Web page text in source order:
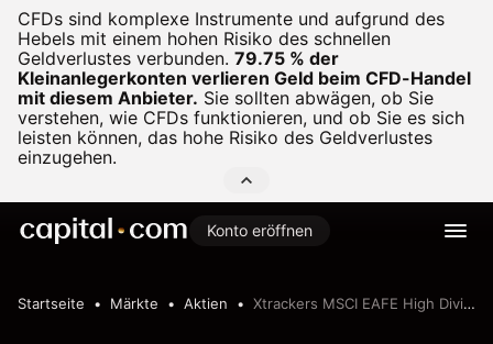
CFDs sind komplexe Instrumente und aufgrund des
Hebels mit einem hohen Risiko des schnellen
Geldverlustes verbunden. 79.75 % der
Kleinanlegerkonten verlieren Geld beim CFD-Handel
mit diesem Anbieter. Sie sollten abwägen, ob Sie
verstehen, wie CFDs funktionieren, und ob Sie es sich
leisten können, das hohe Risiko des Geldverlustes
einzugehen.
Konto eröffnen
Startseite Märkte Aktien Xtrackers MSCI EAFE High Dividend Yield Equity ETF